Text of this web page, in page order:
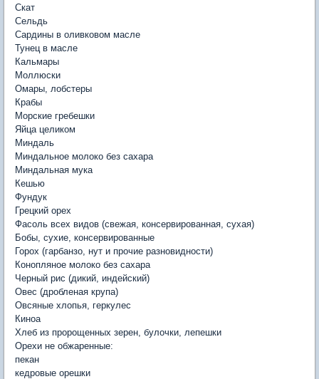
Скат
Сельдь
Сардины в оливковом масле
Тунец в масле
Кальмары
Моллюски
Омары, лобстеры
Крабы
Морские гребешки
Яйца целиком
Миндаль
Миндальное молоко без сахара
Миндальная мука
Кешью
Фундук
Грецкий орех
Фасоль всех видов (свежая, консервированная, сухая)
Бобы, сухие, консервированные
Горох (гарбанзо, нут и прочие разновидности)
Конопляное молоко без сахара
Черный рис (дикий, индейский)
Овес (дробленая крупа)
Овсяные хлопья, геркулес
Киноа
Хлеб из пророщенных зерен, булочки, лепешки
Орехи не обжаренные:
пекан
кедровые орешки